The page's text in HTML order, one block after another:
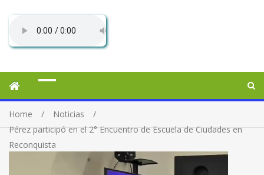
Home
Noticias
Pérez participó en el 2° Encuentro de Escuela de Ciudades en
Reconquista